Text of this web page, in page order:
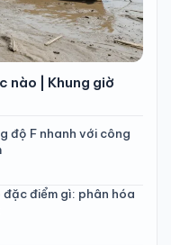
nào | Khung giờ
độ F nhanh với công
đặc điểm gì: phân hóa